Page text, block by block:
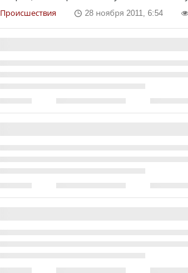
Происшествия 28 ноября 2011, 6:54